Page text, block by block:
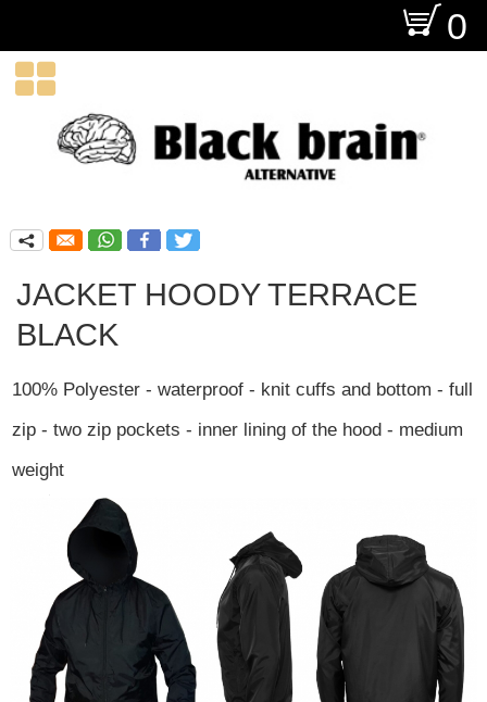
O 0

q
JACKET HOODY TERRACE
BLACK
100% Polyester - waterproof - knit cuffs and bottom - full
zip - two zip pockets - inner lining of the hood - medium
weight